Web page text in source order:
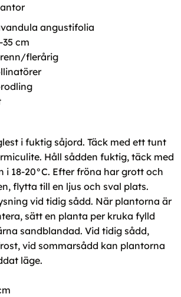
angustifolia
35 cm
flerårig
i fuktig såjord. Täck med ett tunt
Håll sådden fuktig, täck med
i 18-20°C. Efter fröna har grott och
flytta till en ljus och sval plats.
vid tidig sådd. När plantorna är
sätt en planta per kruka fylld
sandblandad. Vid tidig sådd,
vid sommarsådd kan plantorna
läge.